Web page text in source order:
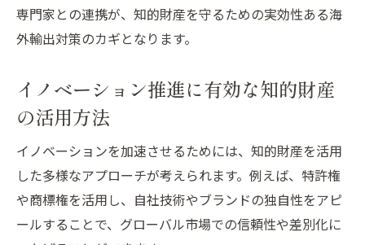
知的財産活用による新たな輸出イノベーシ
ョン
革
輸出強化を支える知的財産活用の実例
イノベーションと知的財産輸出の連携事例
紹介
知的財産活用で実現した輸出強化のポイン
ト
専門家との連携が、知的財産を守るための実効性ある海
外輸出対策のカギとなります。
イノベーション推進に有効な知的財産
の活用方法
イノベーションを加速させるためには、知的財産を活用
した多様なアプローチが考えられます。例えば、特許権
や商標権を活用し、自社技術やブランドの独自性をアピ
ールすることで、グローバル市場での信頼性や差別化に